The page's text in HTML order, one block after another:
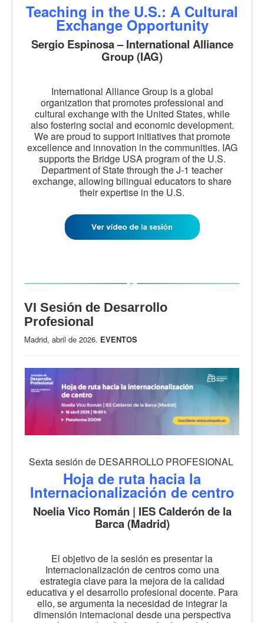
Teaching in the U.S.: A Cultural
Exchange Opportunity
Sergio Espinosa – International Alliance
Group (IAG)
International Alliance Group is a global
organization that promotes professional and
cultural exchange with the United States, while
also fostering social and economic development.
We are proud to support initiatives that promote
excellence and innovation in the communities. IAG
supports the Bridge USA program of the U.S.
Department of State through the J-1 teacher
exchange, allowing bilingual educators to share
their expertise in the U.S.
VI Sesión de Desarrollo
Profesional
Madrid, abril de 2026. EVENTOS
Sexta sesión de DESARROLLO PROFESIONAL
Hoja de ruta hacia la
Internacionalización de centro
Noelia Vico Román | IES Calderón de la
Barca (Madrid)
El objetivo de la sesión es presentar la
Internacionalización de centros como una
estrategia clave para la mejora de la calidad
educativa y el desarrollo profesional docente. Para
ello, se argumenta la necesidad de integrar la
dimensión internacional desde una perspectiva